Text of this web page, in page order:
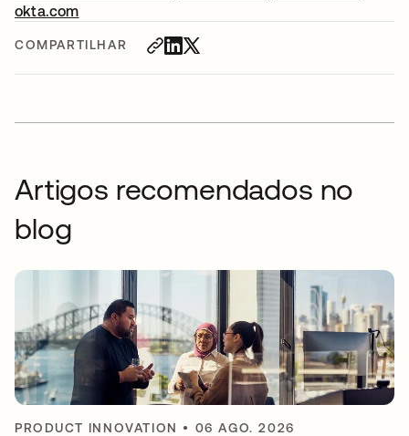
COMPARTILHAR
okta.com
Artigos recomendados no
blog
PRODUCT INNOVATION • 06 AGO. 2026